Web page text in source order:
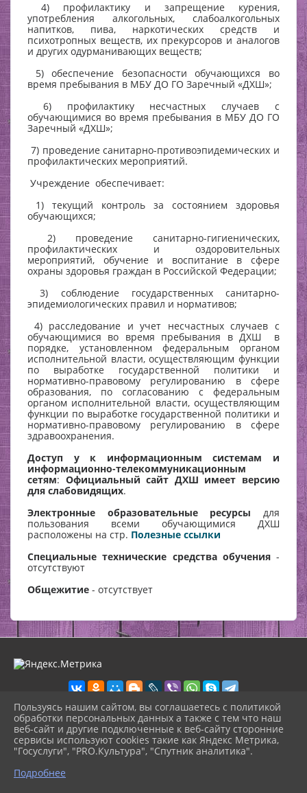
4) профилактику и запрещение курения,
употребления алкогольных, слабоалкогольных
напитков, пива, наркотических средств и
психотропных веществ, их прекурсоров и аналогов
и других одурманивающих веществ;
5) обеспечение безопасности обучающихся во
время пребывания в МБУ ДО ГО Заречный «ДХШ»;
6) профилактику несчастных случаев с
обучающимися во время пребывания в МБУ ДО ГО
Заречный «ДХШ»;
7) проведение санитарно-противоэпидемических и
профилактических мероприятий.
Учреждение обеспечивает:
1) текущий контроль за состоянием здоровья
обучающихся;
2) проведение санитарно-гигиенических,
профилактических и оздоровительных
мероприятий, обучение и воспитание в сфере
охраны здоровья граждан в Российской Федерации;
3) соблюдение государственных санитарно-
эпидемиологических правил и нормативов;
4) расследование и учет несчастных случаев с
обучающимися во время пребывания в ДХШ в
порядке, установленном федеральным органом
исполнительной власти, осуществляющим функции
по выработке государственной политики и
нормативно-правовому регулированию в сфере
образования, по согласованию с федеральным
органом исполнительной власти, осуществляющим
функции по выработке государственной политики и
нормативно-правовому регулированию в сфере
здравоохранения.
Доступ у к информационным системам и
информационно-телекоммуникационным
сетям: Официальный сайт ДХШ имеет версию
для слабовидящих.
Электронные образовательные ресурсы для
пользования всеми обучающимися ДХШ
расположены на стр. Полезные ссылки
Специальные технические средства обучения-
отсутствуют
Общежитие - отсутствует
2026 г. zdhsh.ru
Вход
Карта сайта
Политика обработки персональных данных
Пользуясь нашим сайтом, вы соглашаетесь с политикой
обработки персональных данных а также с тем что наш
веб-сайт и другие подключенные к веб-сайту сторонние
сервисы используют cookies такие как Яндекс Метрика,
"Госуслуги", "PRO.Культура", "Спутник аналитика".
Подробнее